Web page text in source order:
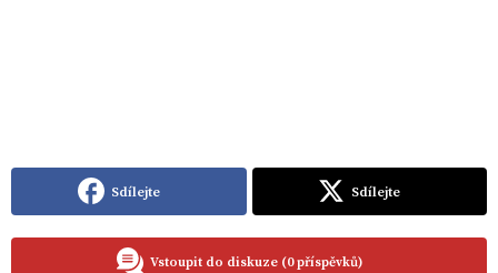
Sdílejte Sdílejte
Vstoupit do diskuze (0 příspěvků)